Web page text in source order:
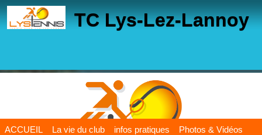
TC Lys-Lez-Lannoy
ACCUEIL La vie du club infos pratiques Photos & Vidéos
Panneau de gestion des cookies